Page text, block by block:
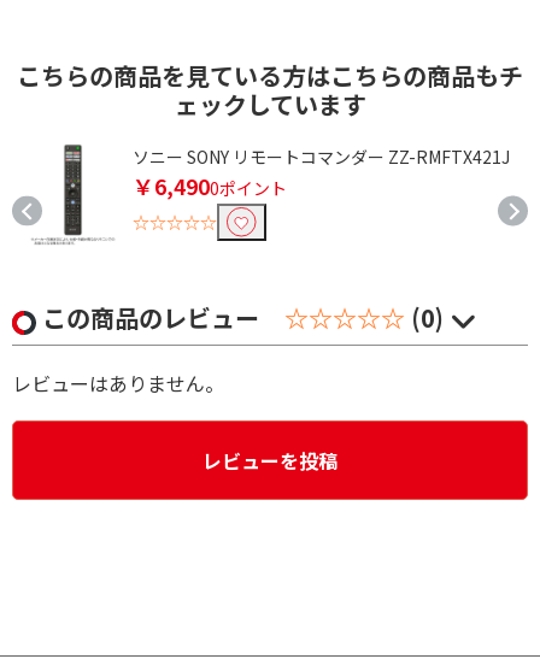
こちらの商品を見ている方はこちらの商品もチ
ェックしています
ソニー SONY リモートコマンダー ZZ-RMFTX421J
￥6,4900ポイント
☆☆☆☆☆
この商品のレビュー ☆☆☆☆☆ (0)
レビューはありません。
レビューを投稿